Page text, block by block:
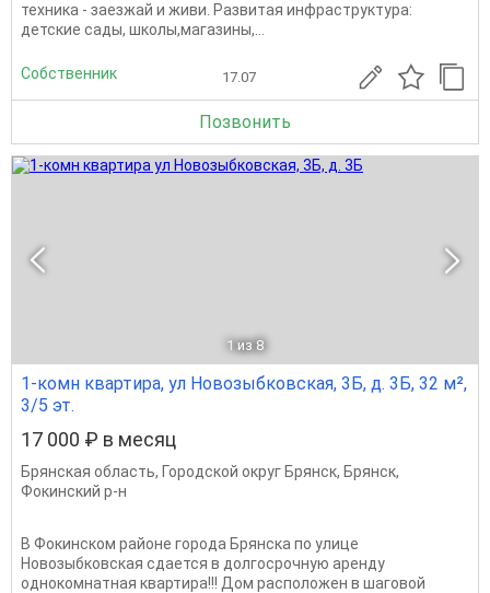
техника - заезжай и живи. Развитая инфраструктура:
детские сады, школы,магазины,...
Собственник 17.07
Позвонить
1 из 8
1-комн квартира, ул Новозыбковская, 3Б, д. 3Б, 32 м²,
3/5 эт.
17 000 ₽ в месяц
Брянская область, Городской округ Брянск, Брянск,
Фокинский р-н
В Фокинском районе города Брянска по улице
Новозыбковская сдается в долгосрочную аренду
однокомнатная квартира!!! Дом расположен в шаговой